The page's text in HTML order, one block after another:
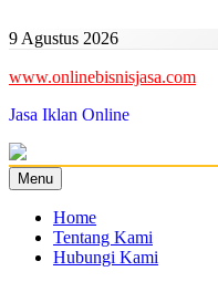
to
9 Agustus 2026
www.onlinebisnisjasa.com
Jasa Iklan Online
Menu
Home
Tentang Kami
Hubungi Kami